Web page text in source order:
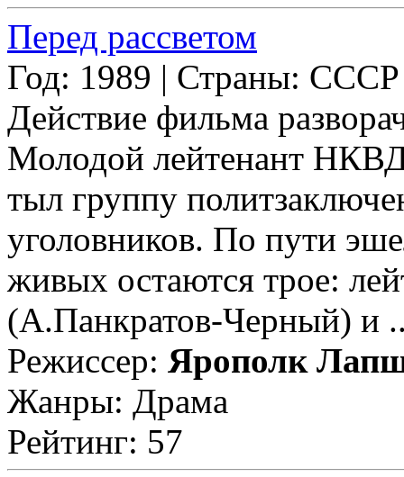
Перед рассветом
Год: 1989 | Страны: СССР
Действие фильма
Молодой лейтенант
тыл группу
уголовников. По пути
живых остаются трое:
(А.Панкратов-Черный) и
Режиссер: Ярополк
Жанры: Драма
Рейтинг: 57